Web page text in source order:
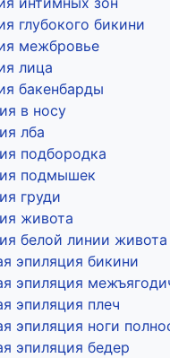
глубокого бикини
межбровье
лица
бакенбарды
в носу
лба
подбородка
подмышек
груди
живота
белой линии живота
эпиляция бикини
эпиляция
эпиляция плеч
эпиляция ноги
эпиляция бедер